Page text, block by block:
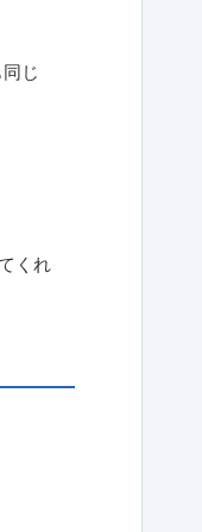
じ
くれ